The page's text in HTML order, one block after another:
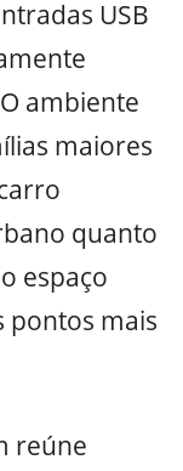
USB
ambiente
maiores
quanto
espaço
pontos mais
reúne